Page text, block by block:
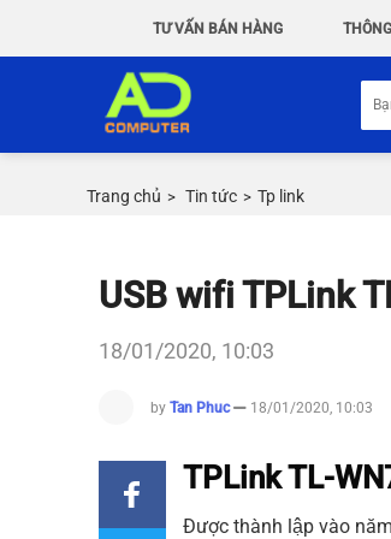
TƯ VẤN BÁN HÀNG
kiếm:
Trang chủ > Tin tức > Tp link
USB wifi TPLink
18/01/2020, 10:03
by Tan Phuc 18/01/2020, 10:03
TPLink TL-
Được thành lập vào